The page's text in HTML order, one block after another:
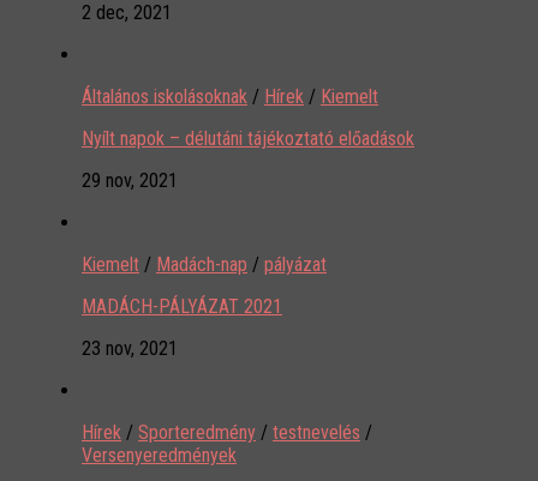
2 dec, 2021
Általános iskolásoknak / Hírek / Kiemelt
Nyílt napok – délutáni tájékoztató előadások
29 nov, 2021
Kiemelt / Madách-nap / pályázat
MADÁCH-PÁLYÁZAT 2021
23 nov, 2021
Hírek / Sporteredmény / testnevelés /
Versenyeredmények